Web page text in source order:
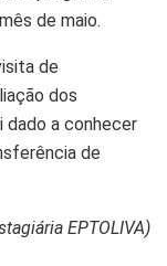
de maio.
de
dos
dado a conhecer
de
EPTOLIVA)